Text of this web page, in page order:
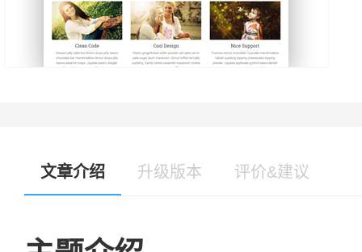
文章介绍 升级版本 评价&建议